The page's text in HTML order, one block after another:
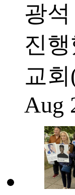
광
진
교
Aug